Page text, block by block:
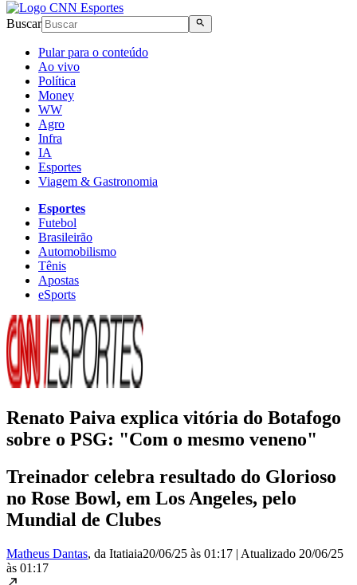
Buscar
Pular para o conteúdo
Ao vivo
Política
Money
WW
Agro
Infra
IA
Esportes
Viagem & Gastronomia
Esportes
Futebol
Brasileirão
Automobilismo
Tênis
Apostas
eSports
Renato Paiva explica vitória do Botafogo
sobre o PSG: "Com o mesmo veneno"
Treinador celebra resultado do Glorioso
no Rose Bowl, em Los Angeles, pelo
Mundial de Clubes
Matheus Dantas, da Itatiaia20/06/25 às 01:17 | Atualizado 20/06/25
às 01:17